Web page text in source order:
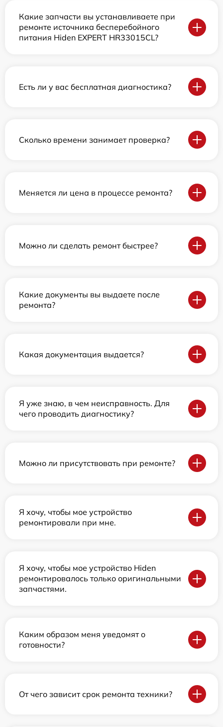
Какие запчасти вы устанавливаете при
ремонте источника бесперебойного
питания Hiden EXPERT HR33015CL?
Есть ли у вас бесплатная диагностика?
Сколько времени занимает проверка?
Меняется ли цена в процессе ремонта?
Можно ли сделать ремонт быстрее?
Какие документы вы выдаете после
ремонта?
Какая документация выдается?
Я уже знаю, в чем неисправность. Для
чего проводить диагностику?
Можно ли присутствовать при ремонте?
Я хочу, чтобы мое устройство
ремонтировали при мне.
Я хочу, чтобы мое устройство Hiden
ремонтировалось только оригинальными
запчастями.
Каким образом меня уведомят о
готовности?
От чего зависит срок ремонта техники?